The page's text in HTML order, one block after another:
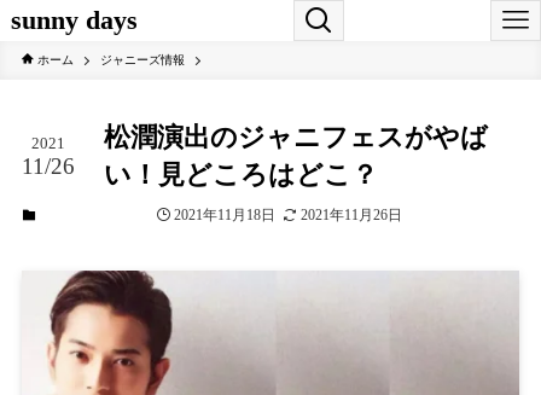
sunny days
ホーム ジャニーズ情報
松潤演出のジャニフェスがやば
い！見どころはどこ？
2021
11/26
2021年11月18日 2021年11月26日